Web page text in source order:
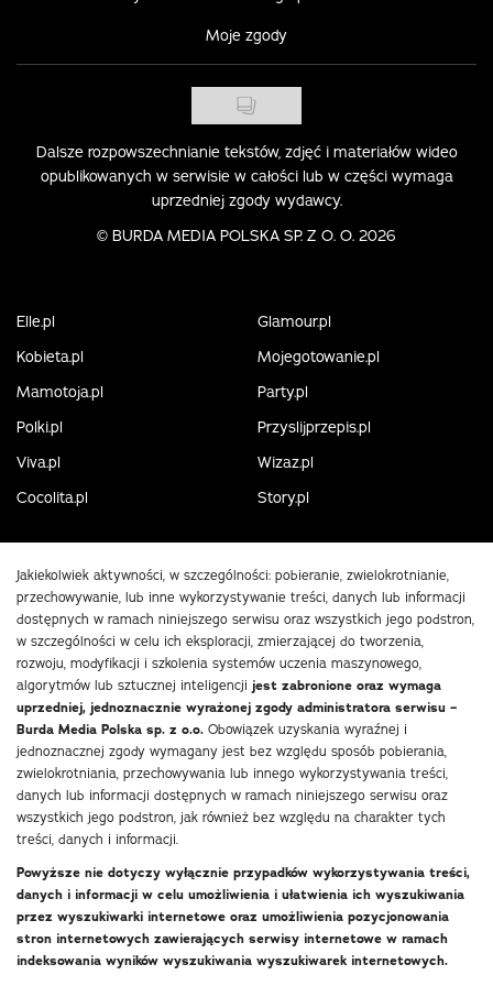
Moje zgody
Dalsze rozpowszechnianie tekstów, zdjęć i materiałów wideo
opublikowanych w serwisie w całości lub w części wymaga
uprzedniej zgody wydawcy.
© BURDA MEDIA POLSKA SP. Z O. O. 2026
Elle.pl
Glamour.pl
Kobieta.pl
Mojegotowanie.pl
Mamotoja.pl
Party.pl
Polki.pl
Przyslijprzepis.pl
Viva.pl
Wizaz.pl
Cocolita.pl
Story.pl
Jakiekolwiek aktywności, w szczególności: pobieranie, zwielokrotnianie,
przechowywanie, lub inne wykorzystywanie treści, danych lub informacji
dostępnych w ramach niniejszego serwisu oraz wszystkich jego podstron,
w szczególności w celu ich eksploracji, zmierzającej do tworzenia,
rozwoju, modyfikacji i szkolenia systemów uczenia maszynowego,
algorytmów lub sztucznej inteligencji jest zabronione oraz wymaga
uprzedniej, jednoznacznie wyrażonej zgody administratora serwisu –
Burda Media Polska sp. z o.o. Obowiązek uzyskania wyraźnej i
jednoznacznej zgody wymagany jest bez względu sposób pobierania,
zwielokrotniania, przechowywania lub innego wykorzystywania treści,
danych lub informacji dostępnych w ramach niniejszego serwisu oraz
wszystkich jego podstron, jak również bez względu na charakter tych
treści, danych i informacji.
Powyższe nie dotyczy wyłącznie przypadków wykorzystywania treści,
danych i informacji w celu umożliwienia i ułatwienia ich wyszukiwania
przez wyszukiwarki internetowe oraz umożliwienia pozycjonowania
stron internetowych zawierających serwisy internetowe w ramach
indeksowania wyników wyszukiwania wyszukiwarek internetowych.